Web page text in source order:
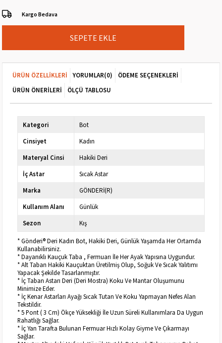
Kargo Bedava
ÜRÜN ÖZELLIKLERI YORUMLAR(0)
ÖDEME SEÇENEKLERI
ÜRÜN ÖNERILERI
ÖLÇÜ TABLOSU
Kategori
Bot
Cinsiyet
Kadın
Materyal Cinsi
Hakiki Deri
İç Astar
Sıcak Astar
Marka
GÖNDERİ(R)
Kullanım Alanı
Günlük
Sezon
Kış
* Gönderi® Deri Kadın Bot, Hakiki Deri, Günlük Yaşamda Her Ortamda
Kullanabilirsiniz.
* Dayanıklı Kauçuk Taba , Fermuarı İle Her Ayak Yapısına Uygundur.
* Alt Taban Hakiki Kauçuktan Üretilmiş Olup, Soğuk Ve Sıcak Yalıtımı
Yapacak Şekilde Tasarlanmıştır.
* İç Taban Astarı Deri (Deri Mostra) Koku Ve Mantar Oluşumunu
Minimize Eder.
* İç Kenar Astarları Ayağı Sıcak Tutan Ve Koku Yapmayan Nefes Alan
Tekstildir.
* 5 Pont ( 3 Cm) Ökçe Yüksekliği İle Uzun Süreli Kullanımlara Da Uygun
Rahatlığı Sağlar.
* İç Yan Tarafta Bulunan Fermuar Hızlı Kolay Giyme Ve Çıkarmayı
Sağlar.